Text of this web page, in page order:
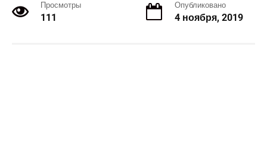
Просмотры
111
Опубликовано
4 ноября, 2019